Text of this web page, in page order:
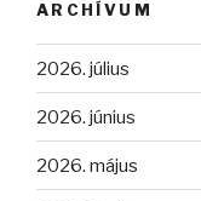
ARCHÍVUM
2026. július
2026. június
2026. május